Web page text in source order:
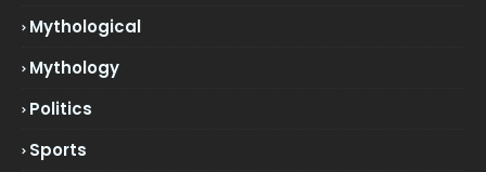
Mythological
Mythology
Politics
Sports